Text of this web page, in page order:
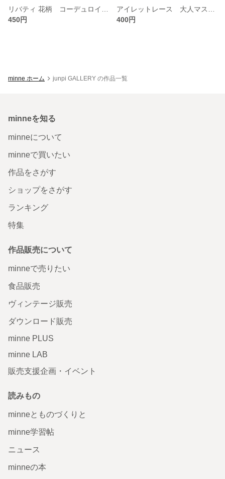
450円
400円
minne ホーム junpi GALLERY の作品一覧
minneを知る
minneについて
minneで買いたい
作品をさがす
ショップをさがす
ランキング
特集
作品販売について
minneで売りたい
食品販売
ヴィンテージ販売
ダウンロード販売
minne PLUS
minne LAB
販売支援企画・イベント
読みもの
minneとものづくりと
minne学習帖
ニュース
minneの本